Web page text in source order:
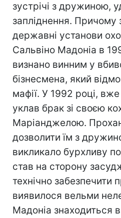
зустрічі з дружиною,
запліднення. Причому
державні установи
Сальвіно Мадоніа в
визнано винним у
бізнесмена, який
мафії. У 1992 році,
уклав брак зі своєю
Маріанджелою.
дозволити їм з
викликало бурхливу
став на сторону
технічно забезпечити
виявилося вельми
Мадоніа знаходиться в